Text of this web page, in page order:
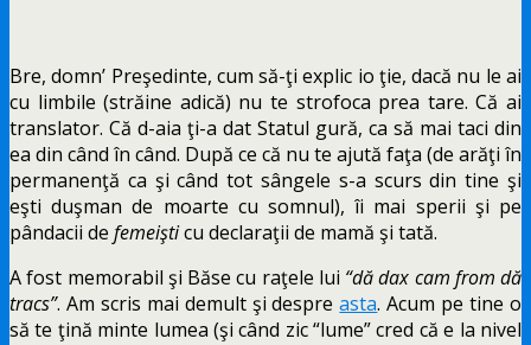
Bre, domn’ Preşedinte, cum să-ţi explic io ţie, dacă nu le ai
cu limbile (străine adică) nu te strofoca prea tare. Că ai
translator. Că d-aia ţi-a dat Statul gură, ca să mai taci din
ea din când în când. După ce că nu te ajută faţa (de arăţi în
permanenţă ca şi când tot sângele s-a scurs din tine şi
eşti duşman de moarte cu somnul), îi mai sperii şi pe
pândacii de femeişticu declaraţii de mamă şi tată.
A fost memorabil şi Băse cu raţele lui “dă dax cam from dă
tracs”. Am scris mai demult şi despreasta. Acum pe tine o
să te ţină minte lumea (şi când zic “lume” cred că e la nivel